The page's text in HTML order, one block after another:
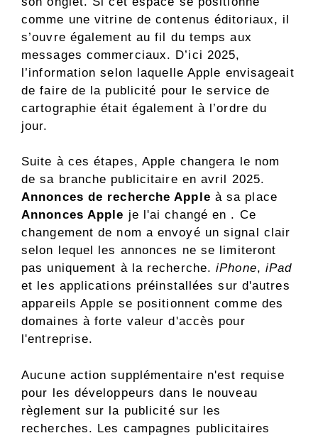
comme une vitrine de contenus éditoriaux, il
s’ouvre également au fil du temps aux
messages commerciaux. D’ici 2025,
l’information selon laquelle Apple envisageait
de faire de la publicité pour le service de
cartographie était également à l’ordre du
jour.
Suite à ces étapes, Apple changera le nom
de sa branche publicitaire en avril 2025.
Annonces de recherche Apple à sa place
Annonces Apple je l'ai changé en . Ce
changement de nom a envoyé un signal clair
selon lequel les annonces ne se limiteront
pas uniquement à la recherche.iPhone, iPad
et les applications préinstallées sur d'autres
appareils Apple se positionnent comme des
domaines à forte valeur d'accès pour
l'entreprise.
Aucune action supplémentaire n'est requise
pour les développeurs dans le nouveau
règlement sur la publicité sur les
recherches. Les campagnes publicitaires